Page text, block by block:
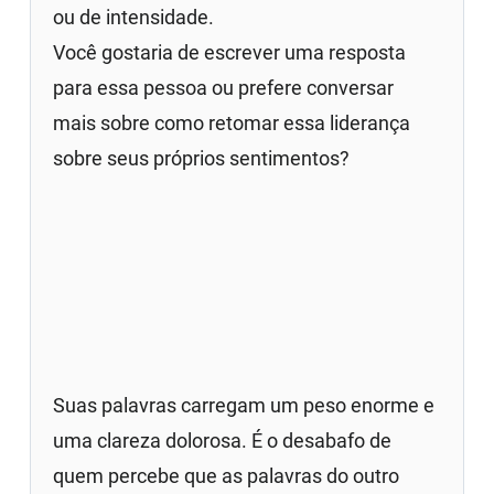
ou de intensidade.
Você gostaria de escrever uma resposta
para essa pessoa ou prefere conversar
mais sobre como retomar essa liderança
sobre seus próprios sentimentos?
Suas palavras carregam um peso enorme e
uma clareza dolorosa. É o desabafo de
quem percebe que as palavras do outro